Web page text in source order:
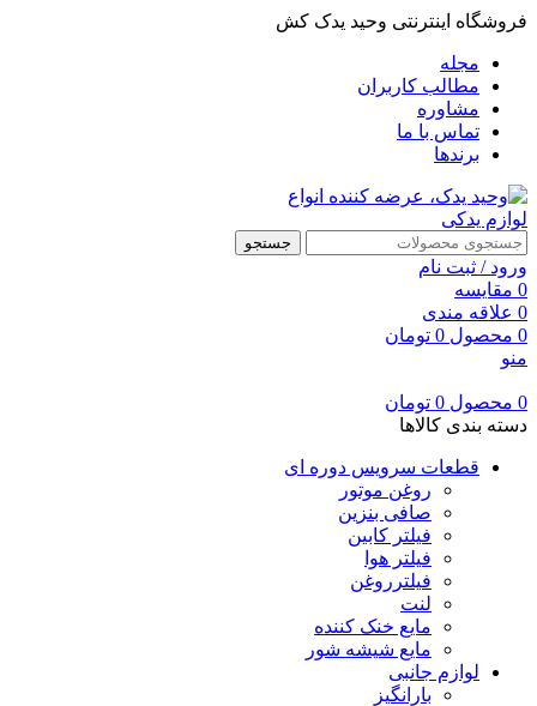
فروشگاه اینترنتی وحید یدک کش
مجله
مطالب کاربران
مشاوره
تماس با ما
برندها
جستجو
ورود / ثبت نام
0 مقایسه
0 علاقه مندی
0 محصول 0 تومان
منو
0 محصول 0 تومان
دسته بندی کالاها
قطعات سرویس دوره ای
روغن موتور
صافی بنزین
فیلتر کابین
فیلتر هوا
فیلترروغن
لنت
مایع خنک کننده
مایع شیشه شور
لوازم جانبی
بارانگیز